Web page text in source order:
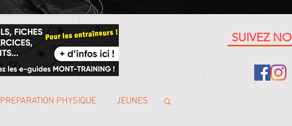
SUIVEZ
PREPARATION PHYSIQUE JEUNES